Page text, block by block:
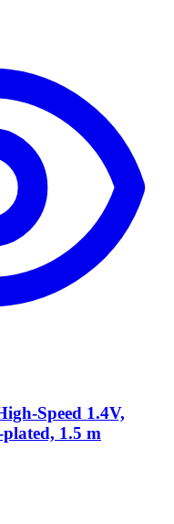
Speed 1.4V,
1.5 m